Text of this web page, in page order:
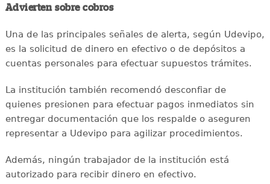
Advierten sobre cobros
Una de las principales señales de alerta, según Udevipo,
es la solicitud de dinero en efectivo o de depósitos a
cuentas personales para efectuar supuestos trámites.
La institución también recomendó desconfiar de
quienes presionen para efectuar pagos inmediatos sin
entregar documentación que los respalde o aseguren
representar a Udevipo para agilizar procedimientos.
Además, ningún trabajador de la institución está
autorizado para recibir dinero en efectivo.